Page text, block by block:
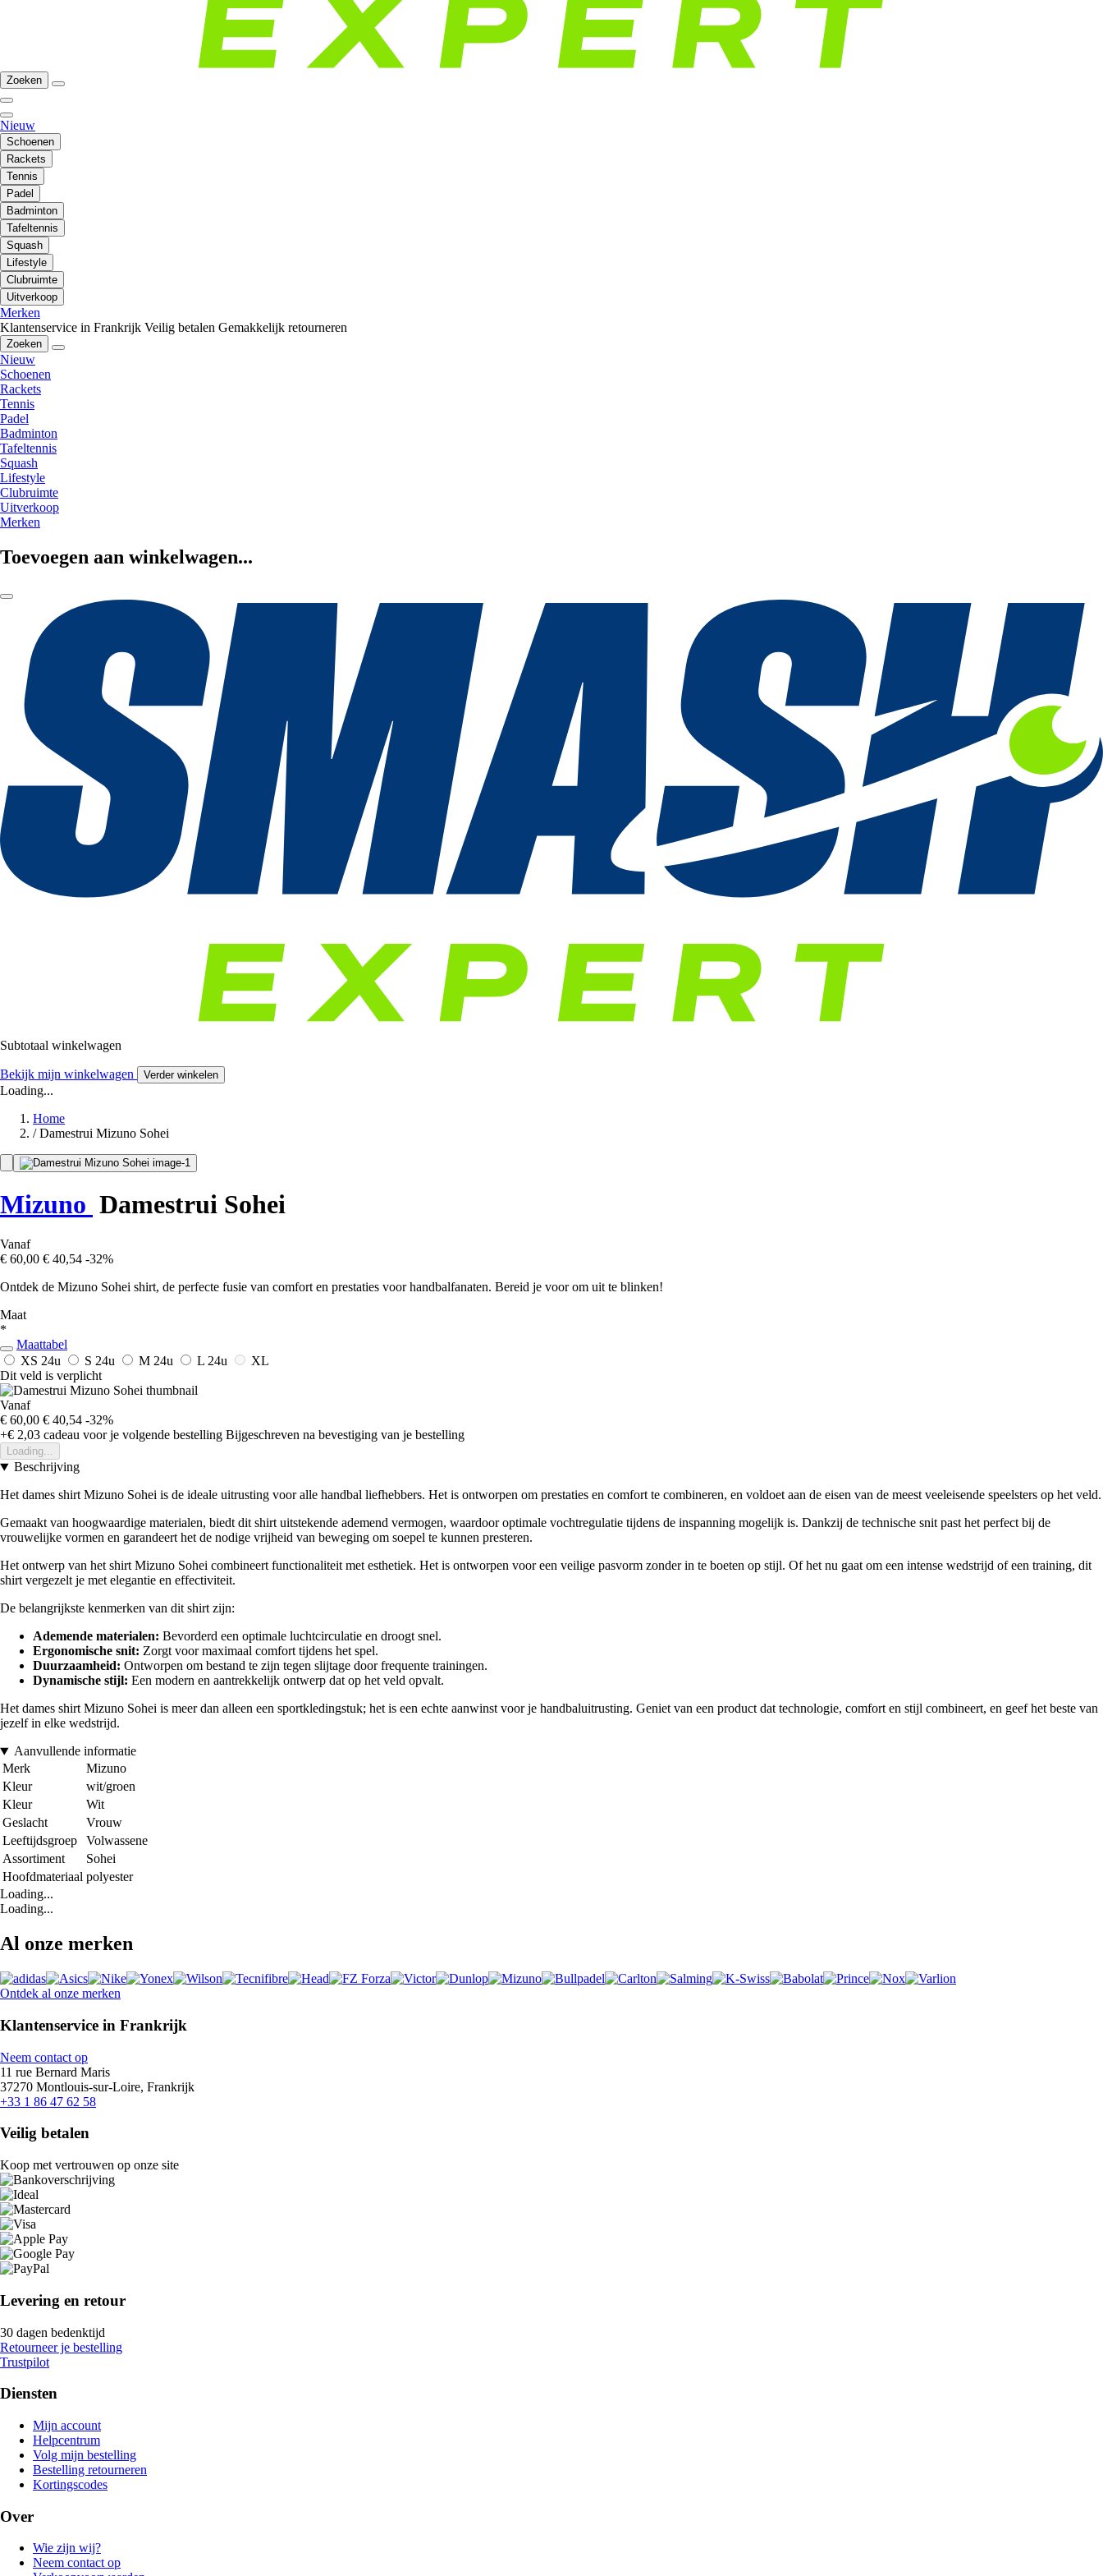
Zoeken
Nieuw
Schoenen
Rackets
Tennis
Padel
Badminton
Tafeltennis
Squash
Lifestyle
Clubruimte
Uitverkoop
Merken
Klantenservice in Frankrijk Veilig betalen Gemakkelijk retourneren
Zoeken
Nieuw
Schoenen
Rackets
Tennis
Padel
Badminton
Tafeltennis
Squash
Lifestyle
Clubruimte
Uitverkoop
Merken
Toevoegen aan winkelwagen...
Subtotaal winkelwagen
Bekijk mijn winkelwagen Verder winkelen
Loading...
Home
/ Damestrui Mizuno Sohei
Mizuno Damestrui Sohei
Vanaf
€ 60,00 € 40,54 -32%
Ontdek de Mizuno Sohei shirt, de perfecte fusie van comfort en prestaties voor handbalfanaten. Bereid je voor om uit te blinken!
Maat
*
Maattabel
XS 24u S 24u M 24u L 24u
XL
Dit veld is verplicht
Vanaf
€ 60,00 € 40,54 -32%
+€ 2,03 cadeau voor je volgende bestelling Bijgeschreven na bevestiging van je bestelling
Loading...
Beschrijving
Het dames shirt Mizuno Sohei is de ideale uitrusting voor alle handbal liefhebbers. Het is ontworpen om prestaties en comfort te combineren, en voldoet aan de eisen van de meest veeleisende speelsters op het veld.
Gemaakt van hoogwaardige materialen, biedt dit shirt uitstekende ademend vermogen, waardoor optimale vochtregulatie tijdens de inspanning mogelijk is. Dankzij de technische snit past het perfect bij de
vrouwelijke vormen en garandeert het de nodige vrijheid van beweging om soepel te kunnen presteren.
Het ontwerp van het shirt Mizuno Sohei combineert functionaliteit met esthetiek. Het is ontworpen voor een veilige pasvorm zonder in te boeten op stijl. Of het nu gaat om een intense wedstrijd of een training, dit
shirt vergezelt je met elegantie en effectiviteit.
De belangrijkste kenmerken van dit shirt zijn:
Ademende materialen: Bevorderd een optimale luchtcirculatie en droogt snel.
Ergonomische snit: Zorgt voor maximaal comfort tijdens het spel.
Duurzaamheid: Ontworpen om bestand te zijn tegen slijtage door frequente trainingen.
Dynamische stijl: Een modern en aantrekkelijk ontwerp dat op het veld opvalt.
Het dames shirt Mizuno Sohei is meer dan alleen een sportkledingstuk; het is een echte aanwinst voor je handbaluitrusting. Geniet van een product dat technologie, comfort en stijl combineert, en geef het beste van
jezelf in elke wedstrijd.
Aanvullende informatie
Merk
Mizuno
Kleur
wit/groen
Kleur
Wit
Geslacht
Vrouw
Leeftijdsgroep
Volwassene
Assortiment
Sohei
Hoofdmateriaal polyester
Loading...
Loading...
Al onze merken
Ontdek al onze merken
Klantenservice in Frankrijk
Neem contact op
11 rue Bernard Maris
37270 Montlouis-sur-Loire, Frankrijk
+33 1 86 47 62 58
Veilig betalen
Koop met vertrouwen op onze site
Levering en retour
30 dagen bedenktijd
Retourneer je bestelling
Trustpilot
Diensten
Mijn account
Helpcentrum
Volg mijn bestelling
Bestelling retourneren
Kortingscodes
Over
Wie zijn wij?
Neem contact op